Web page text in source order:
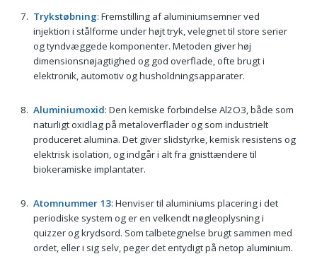
Trykstøbning: Fremstilling af aluminiumsemner ved
injektion i stålforme under højt tryk, velegnet til store serier
og tyndvæggede komponenter. Metoden giver høj
dimensionsnøjagtighed og god overflade, ofte brugt i
elektronik, automotiv og husholdningsapparater.
Aluminiumoxid: Den kemiske forbindelse Al2O3, både som
naturligt oxidlag på metaloverflader og som industrielt
produceret alumina. Det giver slidstyrke, kemisk resistens og
elektrisk isolation, og indgår i alt fra gnisttændere til
biokeramiske implantater.
Atomnummer 13: Henviser til aluminiums placering i det
periodiske system og er en velkendt nøgleoplysning i
quizzer og krydsord. Som talbetegnelse brugt sammen med
ordet, eller i sig selv, peger det entydigt på netop aluminium.